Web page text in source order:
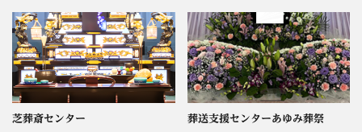
芝葬斎センター 葬送支援センターあゆみ葬祭